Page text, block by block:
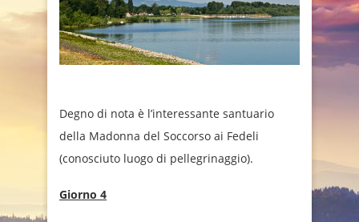
Degno di nota è l’interessante santuario
della Madonna del Soccorso ai Fedeli
(conosciuto luogo di pellegrinaggio).
Giorno 4